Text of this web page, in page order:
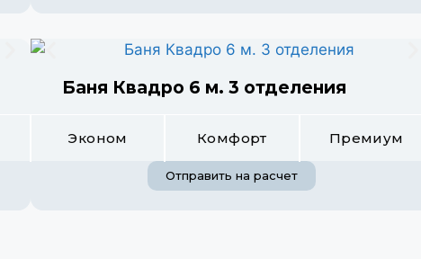
Баня Квадро 6 м. 3 отделения
Эконом Комфорт Премиум
Отправить на расчет